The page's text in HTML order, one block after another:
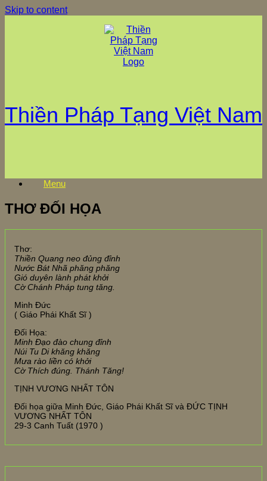
Skip to content
Thiền Pháp Tạng Việt Nam
Menu
THƠ ĐỐI HỌA
Thơ:
Thiền Quang neo đủng đỉnh
Nước Bát Nhã phăng phăng
Gió duyên lành phát khởi
Cờ Chánh Pháp tung tăng.
Minh Đức
( Giáo Phái Khất Sĩ )
Đối Họa:
Minh Đạo đào chung đỉnh
Núi Tu Di khăng khăng
Mưa rào liền có khởi
Cờ Thích đúng. Thánh Tăng!
TỊNH VƯƠNG NHẤT TÔN
Đối họa giữa Minh Đức, Giáo Phái Khất Sĩ và ĐỨC TỊNH
VƯƠNG NHẤT TÔN
29-3 Canh Tuất (1970 )